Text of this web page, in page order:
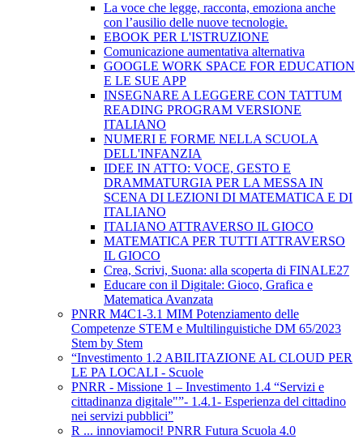
La voce che legge, racconta, emoziona anche
con l’ausilio delle nuove tecnologie.
EBOOK PER L'ISTRUZIONE
Comunicazione aumentativa alternativa
GOOGLE WORK SPACE FOR EDUCATION
E LE SUE APP
INSEGNARE A LEGGERE CON TATTUM
READING PROGRAM VERSIONE
ITALIANO
NUMERI E FORME NELLA SCUOLA
DELL'INFANZIA
IDEE IN ATTO: VOCE, GESTO E
DRAMMATURGIA PER LA MESSA IN
SCENA DI LEZIONI DI MATEMATICA E DI
ITALIANO
ITALIANO ATTRAVERSO IL GIOCO
MATEMATICA PER TUTTI ATTRAVERSO
IL GIOCO
Crea, Scrivi, Suona: alla scoperta di FINALE27
Educare con il Digitale: Gioco, Grafica e
Matematica Avanzata
PNRR M4C1-3.1 MIM Potenziamento delle
Competenze STEM e Multilinguistiche DM 65/2023
Stem by Stem
“Investimento 1.2 ABILITAZIONE AL CLOUD PER
LE PA LOCALI - Scuole
PNRR - Missione 1 – Investimento 1.4 “Servizi e
cittadinanza digitale"”- 1.4.1- Esperienza del cittadino
nei servizi pubblici”
R ... innoviamoci! PNRR Futura Scuola 4.0